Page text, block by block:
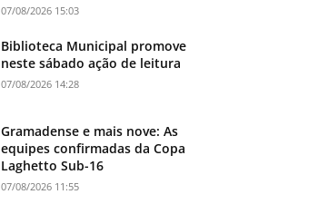
07/08/2026 15:03
Biblioteca Municipal promove
neste sábado ação de leitura
07/08/2026 14:28
Gramadense e mais nove: As
equipes confirmadas da Copa
Laghetto Sub-16
07/08/2026 11:55